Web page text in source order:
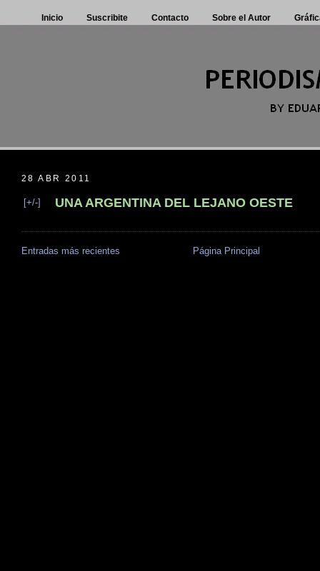
Inicio Suscribite Contacto Sobre el Autor
28 ABR 2011
[+/-] UNA ARGENTINA DEL LEJANO OESTE
Entradas más recientes Página Principal